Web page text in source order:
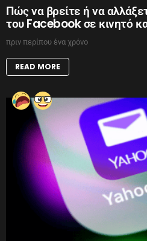
Πώς να βρείτε ή να
του Facebook σε κινητό
πριν περίπου ένα χρόνο
READ MORE